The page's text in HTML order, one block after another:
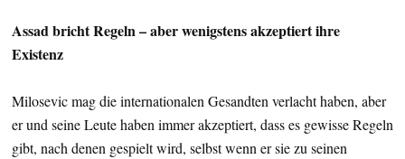
Assad bricht Regeln – aber wenigstens akzeptiert ihre
Existenz
Milosevic mag die internationalen Gesandten verlacht haben, aber
er und seine Leute haben immer akzeptiert, dass es gewisse Regeln
gibt, nach denen gespielt wird, selbst wenn er sie zu seinen